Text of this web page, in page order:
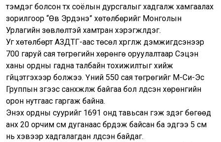
тэмдэг болсон түүх соёлын дурсгалыг хадгалж хамгаалах
зорилгоор “Өв Эрдэнэ” хөтөлбөрийг Монголын
Урлагийн зөвлөлтэй хамтран хэрэгжүүлдэг.
Уг хөтөлбөрт АЗДТГ-аас төсөл хүргүүлж дэмжигдсэнээр
700 гаруй сая төгрөгийн хөрөнгө оруулалтаар Сэцэн
ханы ордны гадна талбайн тохижилтыг хийж
гүйцэтгэхээр болжээ. Үүний 550 сая төгрөгийг М-Си-Эс
Группын зүгээс санхүүжүүлж байгаа бол үлдсэн хөрөнгийн
орон нутгаас гаргаж байна.
Энэхүү ордны суурийг 1691 онд тавьсан гэж үздэг бөгөөд
анх 20 орчим сүм дуганаас бүрдэж байсан ба эдүгээ 5 сүм
нь хэвээр хадгалагдан үлдсэн байдаг.